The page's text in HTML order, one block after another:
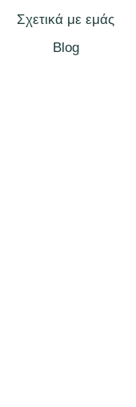
Σχετικά με εμάς
Blog